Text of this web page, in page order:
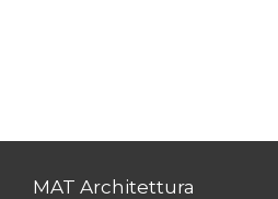
MAT Architettura